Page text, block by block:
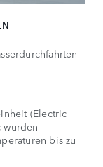
(Electric
wurden
bis zu